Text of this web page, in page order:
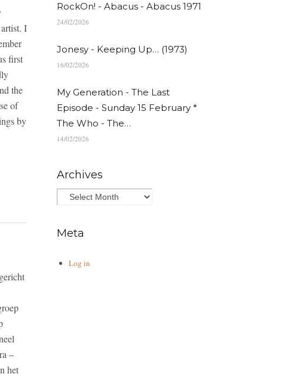
I
first
the
of
by
–
het
RockOn! - Abacus - Abacus 1971
24/02/2026
Jonesy - Keeping Up… (1973)
16/02/2026
My Generation - The Last
Episode - Sunday 15 February *
The Who - The…
14/02/2026
Archives
Meta
Log in